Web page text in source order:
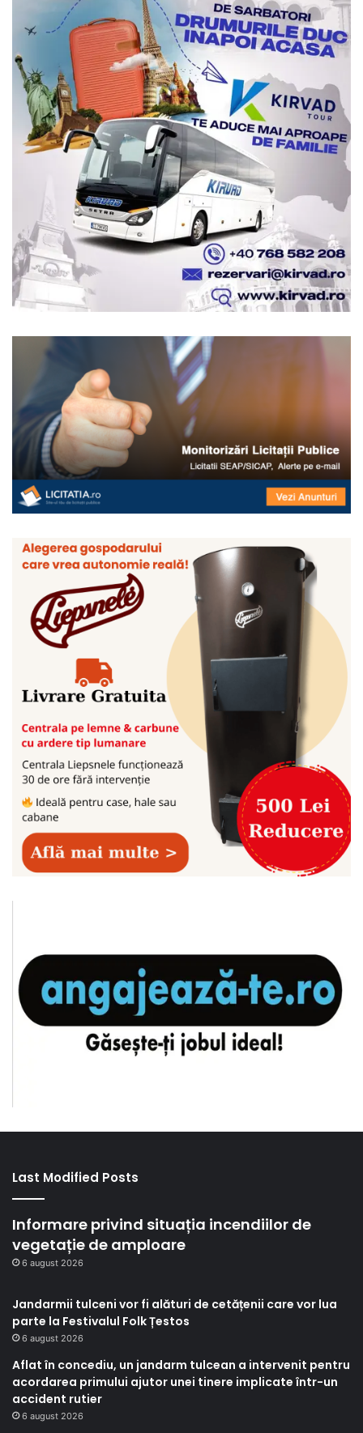
Last Modified Posts
Informare privind situația incendiilor de
vegetație de amploare
6 august 2026
Jandarmii tulceni vor fi alături de cetățenii care vor lua
parte la Festivalul Folk Țestos
6 august 2026
Aflat în concediu, un jandarm tulcean a intervenit pentru
acordarea primului ajutor unei tinere implicate într-un
accident rutier
6 august 2026